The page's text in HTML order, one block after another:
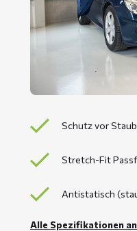
Schutz vor
Stretch-Fit
Antistatisch
Alle Spezifikationen